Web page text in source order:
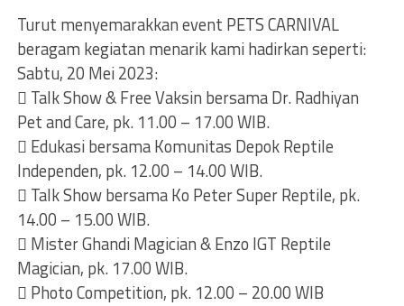
Turut menyemarakkan event PETS CARNIVAL
beragam kegiatan menarik kami hadirkan seperti:
Sabtu, 20 Mei 2023:
 Talk Show & Free Vaksin bersama Dr. Radhiyan
Pet and Care, pk. 11.00 – 17.00 WIB.
 Edukasi bersama Komunitas Depok Reptile
Independen, pk. 12.00 – 14.00 WIB.
 Talk Show bersama Ko Peter Super Reptile, pk.
14.00 – 15.00 WIB.
 Mister Ghandi Magician & Enzo IGT Reptile
Magician, pk. 17.00 WIB.
 Photo Competition, pk. 12.00 – 20.00 WIB